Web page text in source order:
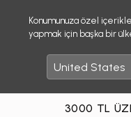
Konumunuza özel
yapmak için başka bir
3000 TL